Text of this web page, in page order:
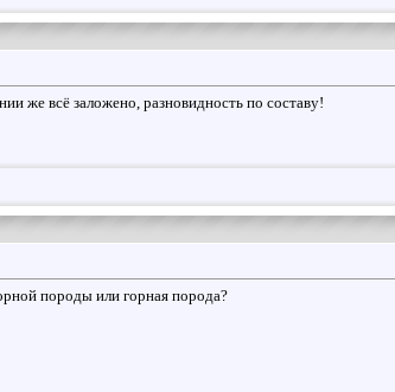
же всё заложено, разновидность по составу!
породы или горная порода?